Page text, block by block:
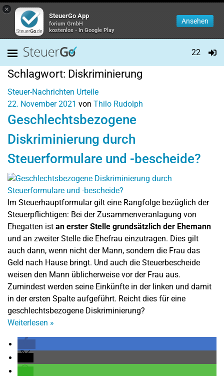
×
SteuerGo App
forium GmbH
kostenlos - In Google Play
Ansehen
22
Schlagwort: Diskriminierung
Steuer-Nachrichten Urteile
22. November 2021 von Thilo Rudolph
Geschlechtsbezogene
Diskriminierung durch
Steuerformulare und -bescheide?
Im Steuerhauptformular gilt eine Rangfolge bezüglich der
Steuerpflichtigen: Bei der Zusammenveranlagung von
Ehegatten ist an erster Stelle grundsätzlich der Ehemann
und an zweiter Stelle die Ehefrau einzutragen. Dies gilt
auch dann, wenn nicht der Mann, sondern die Frau das
Geld nach Hause bringt. Und auch die Steuerbescheide
weisen den Mann üblicherweise vor der Frau aus.
Zumindest werden seine Einkünfte in der linken und damit
in der ersten Spalte aufgeführt. Reicht dies für eine
geschlechtsbezogene Diskriminierung?
Weiterlesen »